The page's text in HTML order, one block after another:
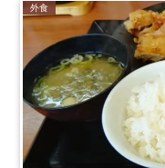
外食